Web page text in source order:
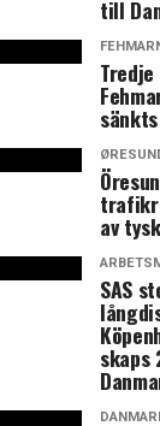
till
av
SAS
skaps